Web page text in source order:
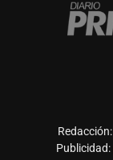
Redacción:
Publicidad: